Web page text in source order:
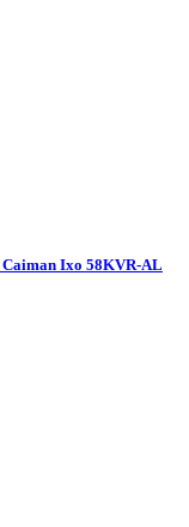
Caiman Ixo 58KVR-AL